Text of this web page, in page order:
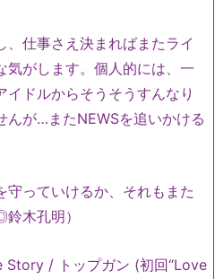
仕事さえ決まればまたライ
気がします。個人的には、一
ドルからそうそうすんなり
んが…またNEWSを追いかける
っていけるか、それもまた
木孔明）
Story / トップガン (初回“Love